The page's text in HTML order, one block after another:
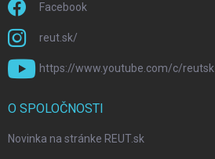
Facebook
reut.sk/
https://www.youtube.com/c/reutsk
O SPOLOČNOSTI
Novinka na stránke REUT.sk